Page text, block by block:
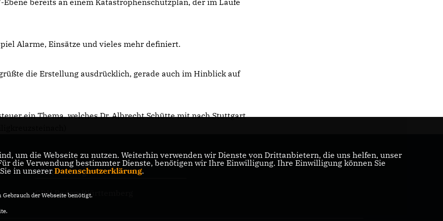
bereits an einem Katastrophenschutzplan, der im Laufe
Alarme, Einsätze und vieles mehr definiert.
die Erstellung ausdrücklich, gerade auch im Hinblick auf
ein Thema, welches Dr. Albrecht Schütte mit nach Stuttgart
CDU-Landtagsfraktion Baden-
Württemberg
CDU Baden-Württemberg
um die Webseite zu nutzen. Weiterhin verwenden wir Dienste von Drittanbietern, die uns helfen, unser
die Verwendung bestimmter Dienste, benötigen wir Ihre Einwilligung. Ihre Einwilligung können Sie
in unserer Datenschutzerklärung.
der Webseite benötigt.